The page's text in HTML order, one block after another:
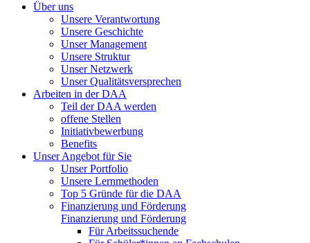
Über uns
Unsere Verantwortung
Unsere Geschichte
Unser Management
Unsere Struktur
Unser Netzwerk
Unser Qualitätsversprechen
Arbeiten in der DAA
Teil der DAA werden
offene Stellen
Initiativbewerbung
Benefits
Unser Angebot für Sie
Unser Portfolio
Unsere Lernmethoden
Top 5 Gründe für die DAA
Finanzierung und Förderung
Finanzierung und Förderung
Für Arbeitssuchende